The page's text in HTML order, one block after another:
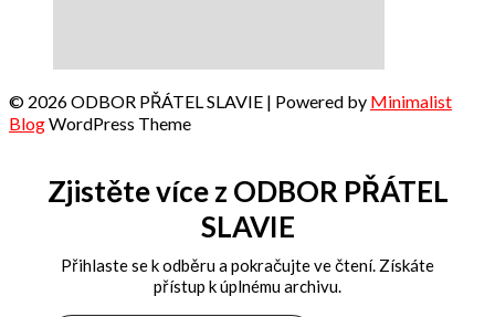
© 2026 ODBOR PŘÁTEL SLAVIE | Powered by Minimalist
BlogWordPress Theme
Zjistěte více z ODBOR PŘÁTEL
SLAVIE
Přihlaste se k odběru a pokračujte ve čtení. Získáte
přístup k úplnému archivu.